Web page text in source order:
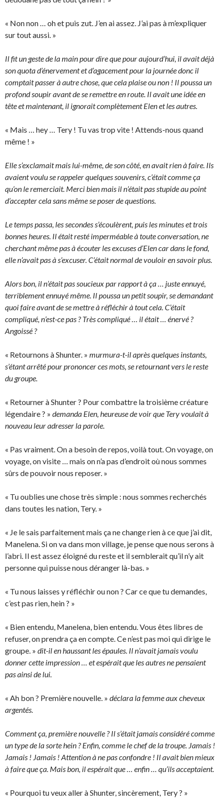
« Non non … oh et puis zut. J’en ai assez. J’ai pas à m’expliquer
sur tout aussi. »
Il fit un geste de la main pour dire que pour aujourd’hui, il avait déjà
son quota d’énervement et d’agacement pour la journée donc il
comptait passer à autre chose, que cela plaise ou non ! Il poussa un
profond soupir avant de se remettre en route. Il avait une idée en
tête et maintenant, il ignorait complètement Elen et les autres.
« Mais … hey … Tery ! Tu vas trop vite ! Attends-nous quand
même ! »
Elle s’exclamait mais lui-même, de son côté, en avait rien à faire. Ils
avaient voulu se rappeler quelques souvenirs, c’était comme ça
qu’on le remerciait. Merci bien mais il n’était pas stupide au point
d’accepter cela sans même se poser de questions.
Le temps passa, les secondes s’écoulèrent, puis les minutes et trois
bonnes heures. Il était resté imperméable à toute conversation, ne
cherchant même pas à écouter les excuses d’Elen car dans le fond,
elle n’avait pas à s’excuser. C’était normal de vouloir en savoir plus.
Alors bon, il n’était pas soucieux par rapport à ça … juste ennuyé,
terriblement ennuyé même. Il poussa un petit soupir, se demandant
quoi faire avant de se mettre à réfléchir à tout cela. C’était
compliqué, n’est-ce pas ? Très compliqué … il était … énervé ?
Angoissé ?
« Retournons à Shunter. » murmura-t-il après quelques instants,
s’étant arrêté pour prononcer ces mots, se retournant vers le reste
du groupe.
« Retourner à Shunter ? Pour combattre la troisième créature
légendaire ? » demanda Elen, heureuse de voir que Tery voulait à
nouveau leur adresser la parole.
« Pas vraiment. On a besoin de repos, voilà tout. On voyage, on
voyage, on visite … mais on n’a pas d’endroit où nous sommes
sûrs de pouvoir nous reposer. »
« Tu oublies une chose très simple : nous sommes recherchés
dans toutes les nation, Tery. »
« Je le sais parfaitement mais ça ne change rien à ce que j’ai dit,
Manelena. Si on va dans mon village, je pense que nous serons à
l’abri. Il est assez éloigné du reste et il semblerait qu’il n’y ait
personne qui puisse nous déranger là-bas. »
« Tu nous laisses y réfléchir ou non ? Car ce que tu demandes,
c’est pas rien, hein ? »
« Bien entendu, Manelena, bien entendu. Vous êtes libres de
refuser, on prendra ça en compte. Ce n’est pas moi qui dirige le
groupe. » dit-il en haussant les épaules. Il n’avait jamais voulu
donner cette impression … et espérait que les autres ne pensaient
pas ainsi de lui.
« Ah bon ? Première nouvelle. » déclara la femme aux cheveux
argentés.
Comment ça, première nouvelle ? Il s’était jamais considéré comme
un type de la sorte hein ? Enfin, comme le chef de la troupe. Jamais !
Jamais ! Jamais ! Attention à ne pas confondre ! Il avait bien mieux
à faire que ça. Mais bon, il espérait que … enfin … qu’ils acceptaient.
« Pourquoi tu veux aller à Shunter, sincèrement, Tery ? »